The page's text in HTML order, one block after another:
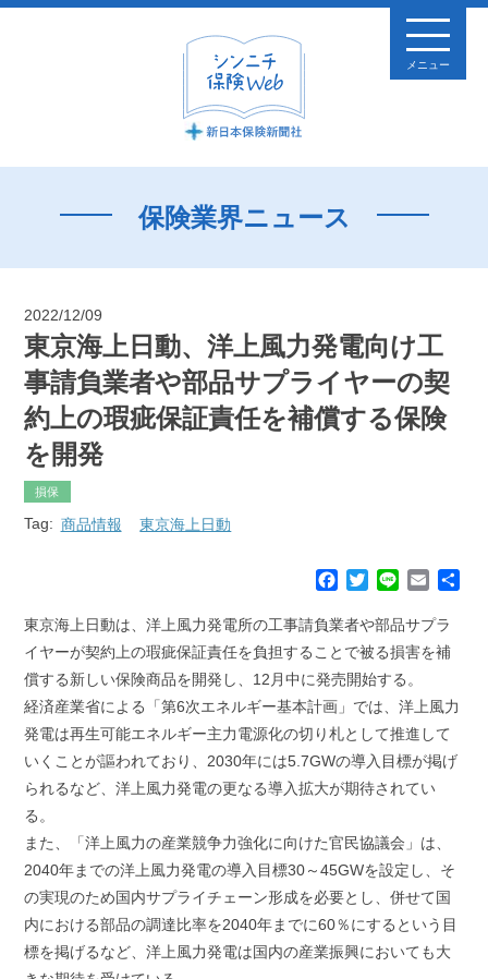
メニュー
保険業界ニュース
2022/12/09
東京海上日動、洋上風力発電向け工
事請負業者や部品サプライヤーの契
約上の瑕疵保証責任を補償する保険
を開発
損保
Tag: 商品情報 東京海上日動
c
e
o
o
k
T
i
t
e
r
n
e
E
a
i
l
東京海上日動は、洋上風力発電所の工事請負業者や部品サプラ
イヤーが契約上の瑕疵保証責任を負担することで被る損害を補
償する新しい保険商品を開発し、12月中に発売開始する。
経済産業省による「第6次エネルギー基本計画」では、洋上風力
発電は再生可能エネルギー主力電源化の切り札として推進して
いくことが謳われており、2030年には5.7GWの導入目標が掲げ
られるなど、洋上風力発電の更なる導入拡大が期待されてい
る。
また、「洋上風力の産業競争力強化に向けた官民協議会」は、
2040年までの洋上風力発電の導入目標30～45GWを設定し、そ
の実現のため国内サプライチェーン形成を必要とし、併せて国
内における部品の調達比率を2040年までに60％にするという目
標を掲げるなど、洋上風力発電は国内の産業振興においても大